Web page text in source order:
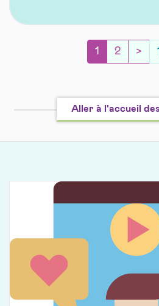
1 (current)
2 >
Aller à l'accueil